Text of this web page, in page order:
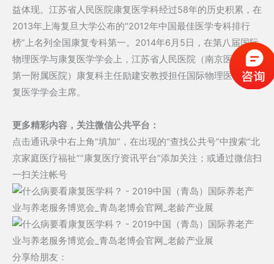
益体现。江苏省人民医院康复医学科经过58年的历史积累，在
2013年上海复旦大学公布的“2012年中国最佳医学专科排行
榜”上名列全国康复专科第一。2014年6月5日，在第八届国际
物理医学与康复医学学会上，江苏省人民医院（南京医科大学
第一附属医院）康复科主任励建安教授担任国际物理医学与康
复医学学会主席。
更多精彩内容，关注微信公共平台：
点击通讯录中右上角“填加”，在出现的“查找公共号”中搜索“北
京家庭医疗福祉”“康复医疗资讯平台”添加关注；或通过微信扫
一扫关注帐号
分享给朋友：